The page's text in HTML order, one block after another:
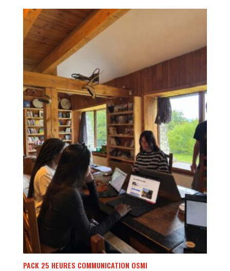
PACK 25 HEURES COMMUNICATION OSMI